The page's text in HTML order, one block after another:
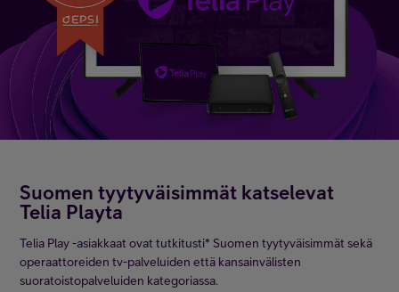
Suomen tyytyväisimmät katselevat
Telia Playta
Telia Play -asiakkaat ovat tutkitusti* Suomen tyytyväisimmät sekä
operaattoreiden tv-palveluiden että kansainvälisten
suoratoistopalveluiden kategoriassa.